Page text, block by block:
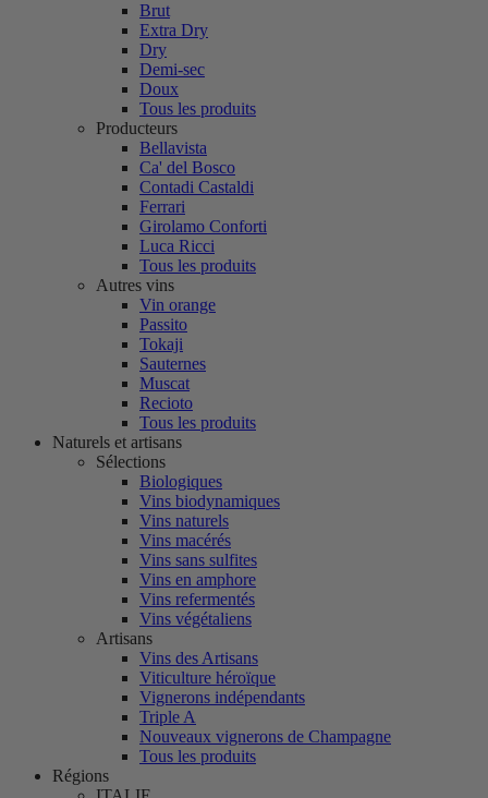
Brut
Extra Dry
Dry
Demi-sec
Doux
Tous les produits
Producteurs
Bellavista
Ca' del Bosco
Contadi Castaldi
Ferrari
Girolamo Conforti
Luca Ricci
Tous les produits
Autres vins
Vin orange
Passito
Tokaji
Sauternes
Muscat
Recioto
Tous les produits
Naturels et artisans
Sélections
Biologiques
Vins biodynamiques
Vins naturels
Vins macérés
Vins sans sulfites
Vins en amphore
Vins refermentés
Vins végétaliens
Artisans
Vins des Artisans
Viticulture héroïque
Vignerons indépendants
Triple A
Nouveaux vignerons de Champagne
Tous les produits
Régions